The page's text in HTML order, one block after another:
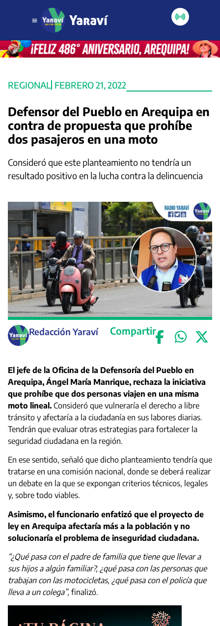
REGIONAL FEBRERO 21, 2022
Defensor del Pueblo en Arequipa en
contra de propuesta que prohíbe
dos pasajeros en una moto
Consideró que este planteamiento no tendría un
resultado positivo en la lucha contra la delincuencia
Redacción Yaraví Compartir
El jefe de la Oficina de la Defensoría del Pueblo en
Arequipa, Ángel María Manrique, rechaza la iniciativa
que prohíbe que dos personas viajen en una misma
moto lineal. Consideró que vulneraría el derecho a libre
tránsito y afectaría a la ciudadanía en sus labores diarias.
Tendrán que evaluar otras estrategias para fortalecer la
seguridad ciudadana en la región.
En ese sentido, señaló que dicho planteamiento tendría que
tratarse en una comisión nacional, donde se deberá realizar
un debate en la que se expongan criterios técnicos, legales
y, sobre todo viables.
Asimismo, el funcionario enfatizó que el proyecto de
ley en Arequipa afectaría más a la población y no
solucionaría el problema de inseguridad ciudadana.
“¿Qué pasa con el padre de familia que tiene que llevar a
sus hijos a algún familiar?, ¿qué pasa con las personas que
trabajan con las motocicletas, ¿qué pasa con el policía que
lleva a un colega”, finalizó.